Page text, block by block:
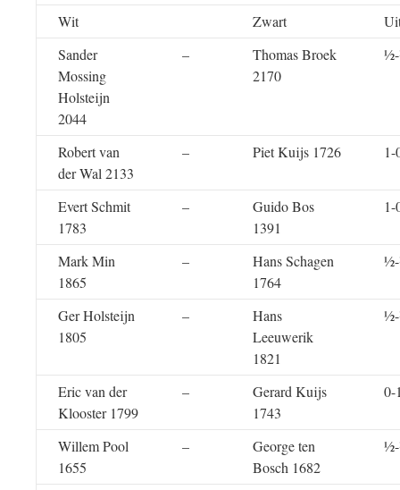
Wit Zwart
Sander
Mossing
Holsteijn
2044
–
Thomas Broek
2170
Robert van
der Wal 2133
– Piet Kuijs 1726 1-
Evert Schmit
1783
–
Guido Bos
1391
1-
Mark Min
1865
–
Hans Schagen
1764
Ger Holsteijn
1805
–
Hans
Leeuwerik
1821
Eric van der
Klooster 1799
–
Gerard Kuijs
1743
0-
Willem Pool
1655
–
George ten
Bosch 1682